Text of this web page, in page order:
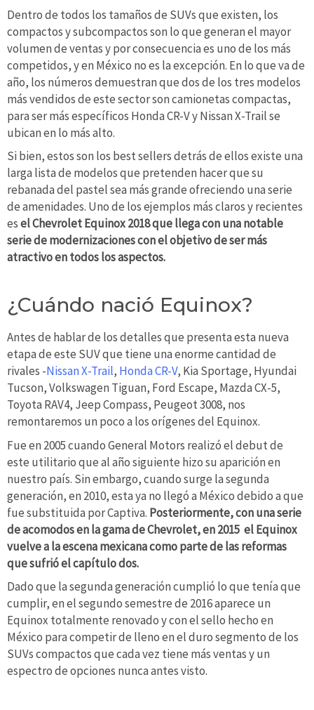
Dentro de todos los tamaños de SUVs que existen, los
compactos y subcompactos son lo que generan el mayor
volumen de ventas y por consecuencia es uno de los más
competidos, y en México no es la excepción. En lo que va de
año, los números demuestran que dos de los tres modelos
más vendidos de este sector son camionetas compactas,
para ser más específicos Honda CR-V y Nissan X-Trail se
ubican en lo más alto.
Si bien, estos son los best sellers detrás de ellos existe una
larga lista de modelos que pretenden hacer que su
rebanada del pastel sea más grande ofreciendo una serie
de amenidades. Uno de los ejemplos más claros y recientes
esel Chevrolet Equinox 2018 que llega con una notable
serie de modernizaciones con el objetivo de ser más
atractivo en todos los aspectos.
¿Cuándo nació Equinox?
Antes de hablar de los detalles que presenta esta nueva
etapa de este SUV que tiene una enorme cantidad de
rivales -Nissan X-Trail, Honda CR-V, Kia Sportage, Hyundai
Tucson, Volkswagen Tiguan, Ford Escape, Mazda CX-5,
Toyota RAV4, Jeep Compass, Peugeot 3008, nos
remontaremos un poco a los orígenes del Equinox.
Fue en 2005 cuando General Motors realizó el debut de
este utilitario que al año siguiente hizo su aparición en
nuestro país. Sin embargo, cuando surge la segunda
generación, en 2010, esta ya no llegó a México debido a que
fue substituida por Captiva. Posteriormente, con una serie
de acomodos en la gama de Chevrolet, en 2015 el Equinox
vuelve a la escena mexicana como parte de las reformas
que sufrió el capítulo dos.
Dado que la segunda generación cumplió lo que tenía que
cumplir, en el segundo semestre de 2016 aparece un
Equinox totalmente renovado y con el sello hecho en
México para competir de lleno en el duro segmento de los
SUVs compactos que cada vez tiene más ventas y un
espectro de opciones nunca antes visto.